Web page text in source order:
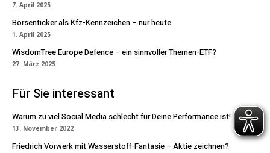
7. April 2025
Börsenticker als Kfz-Kennzeichen – nur heute
1. April 2025
WisdomTree Europe Defence – ein sinnvoller Themen-ETF?
27. März 2025
Für Sie interessant
Warum zu viel Social Media schlecht für Deine Performance ist!
13. November 2022
Friedrich Vorwerk mit Wasserstoff-Fantasie – Aktie zeichnen?